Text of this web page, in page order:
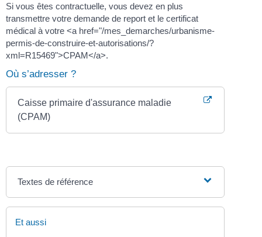
Si vous êtes contractuelle, vous devez en plus
transmettre votre demande de report et le certificat
médical à votre <a href="/mes_demarches/urbanisme-
permis-de-construire-et-autorisations/?
xml=R15469">CPAM</a>.
Où s’adresser ?
Caisse primaire d'assurance maladie
(CPAM)
Textes de référence
Et aussi